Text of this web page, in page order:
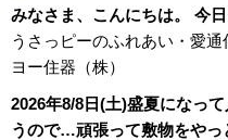
みなさま、こんにちは。 今
うさっピーのふれあい・愛通
ヨー住器（株）
2026年8/8日(土)盛夏になっ
うので…頑張って敷物をやっ